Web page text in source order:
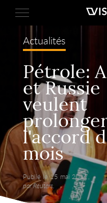
Actualités
Pétrole:
et Russie
veulent
l'accord
mois
Publié le 15 mai 2017,
par Reuters.